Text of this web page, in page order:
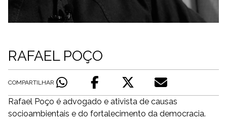
RAFAEL POÇO
COMPARTILHAR
Rafael Poço é advogado e ativista de causas
socioambientais e do fortalecimento da democracia.